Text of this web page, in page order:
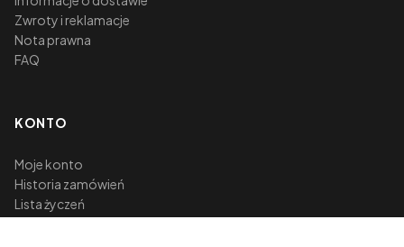
Zwroty i reklamacje
Nota prawna
FAQ
KONTO
Moje konto
Historia zamówień
Lista życzeń